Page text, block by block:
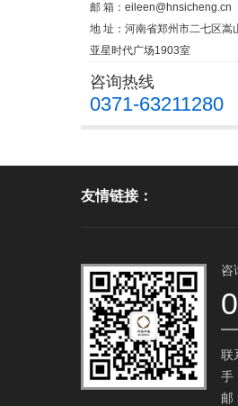
邮 箱： eileen@hnsicheng.cn
地 址：河南省郑州市二七区嵩
亚星时代广场1903室
咨询热线
0371-63211280
友情链接：
咨
联
手
邮